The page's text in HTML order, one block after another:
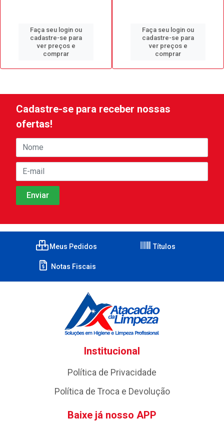
Faça seu login ou
cadastre-se para
ver preços e
comprar
Faça seu login ou
cadastre-se para
ver preços e
comprar
Cadastre-se para receber nossas
ofertas!
Meus Pedidos Títulos
Notas Fiscais
Institucional
Política de Privacidade
Política de Troca e Devolução
Baixe já nosso APP